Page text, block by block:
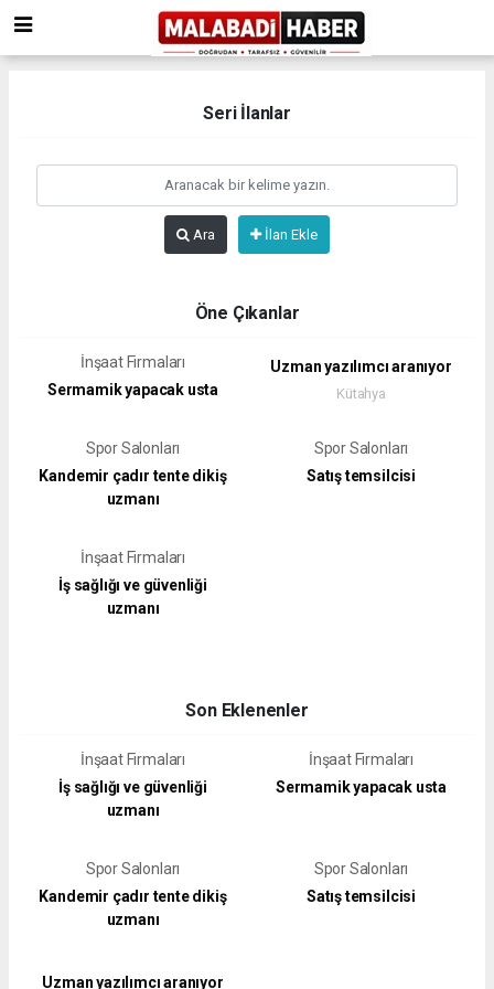
Seri İlanlar
Ara İlan Ekle
Öne Çıkanlar
İnşaat Firmaları
Sermamik yapacak usta
Uzman yazılımcı aranıyor
Kütahya
Spor Salonları
Kandemir çadır tente dikiş
uzmanı
Spor Salonları
Satış temsilcisi
İnşaat Firmaları
İş sağlığı ve güvenliği
uzmanı
Son Eklenenler
İnşaat Firmaları
İş sağlığı ve güvenliği
uzmanı
İnşaat Firmaları
Sermamik yapacak usta
Spor Salonları
Kandemir çadır tente dikiş
uzmanı
Spor Salonları
Satış temsilcisi
Uzman yazılımcı aranıyor